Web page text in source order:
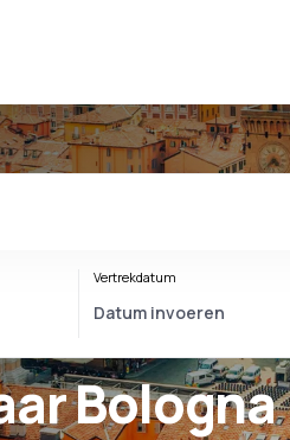
Bologna
Vertrekdatum